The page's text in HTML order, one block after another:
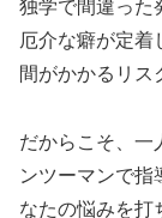
独学で間違った
厄介な癖が定着
間がかかるリス
だからこそ、一
ンツーマンで指
なたの悩みを打